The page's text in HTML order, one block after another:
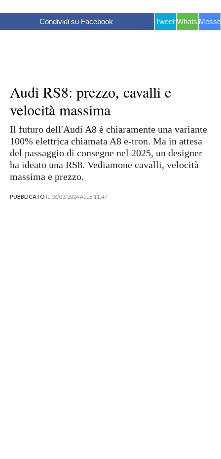
Condividi su Facebook Tweet WhatsApp
Audi RS8: prezzo, cavalli e
velocità massima
Il futuro dell'Audi A8 è chiaramente una variante
100% elettrica chiamata A8 e-tron. Ma in attesa
del passaggio di consegne nel 2025, un designer
ha ideato una RS8. Vediamone cavalli, velocità
massima e prezzo.
PUBBLICATO IL 18/03/2024 ALLE 11:47